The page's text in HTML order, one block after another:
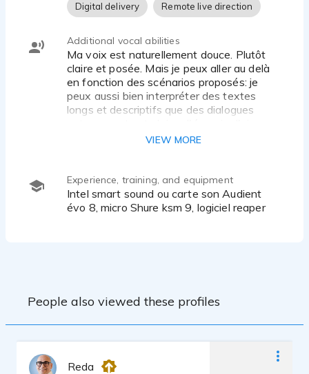
Digital delivery Remote live direction
Additional vocal abilities
Ma voix est naturellement douce. Plutôt
claire et posée. Mais je peux aller au delà
en fonction des scénarios proposés: je
peux aussi bien interpréter des textes
longs et descriptifs que des dialogues
les défis de diction dans l'énonciation de
de la France, à peine perceptible. De
l'intrigue policière, à la littérature pour
enfant en passant par le jeu de rôle ou la
VIEW MORE
Experience, training, and equipment
intel smart sound ou carte son Audient
évo 8, micro Shure ksm 9, logiciel reaper
People also viewed these profiles
Reda